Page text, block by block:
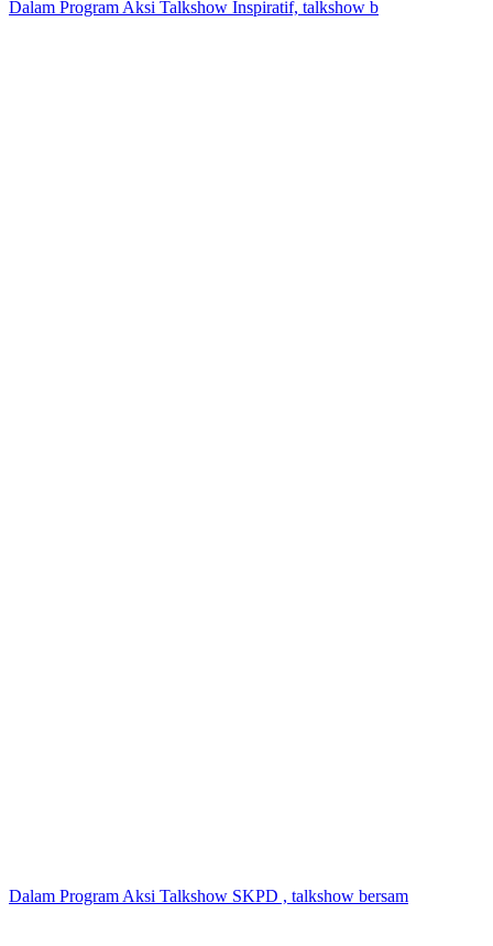
Dalam Program Aksi Talkshow Inspiratif, talkshow b
Dalam Program Aksi Talkshow SKPD , talkshow bersam